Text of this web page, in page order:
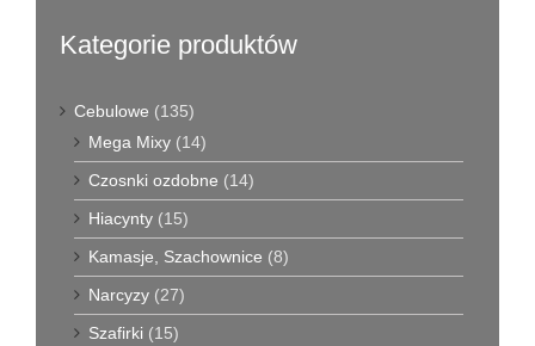
Kategorie produktów
Cebulowe (135)
Mega Mixy (14)
Czosnki ozdobne (14)
Hiacynty (15)
Kamasje, Szachownice (8)
Narcyzy (27)
Szafirki (15)